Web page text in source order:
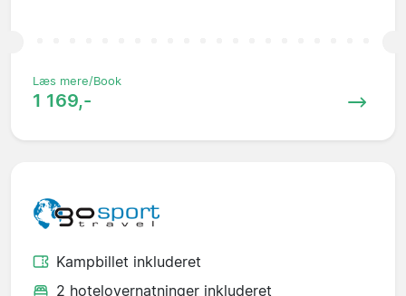
Læs mere/Book
1 169,-
Kampbillet inkluderet
2 hotelovernatninger inkluderet